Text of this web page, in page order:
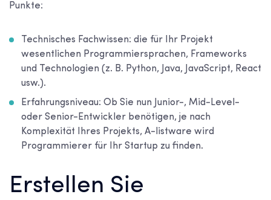
Punkte:
Technisches Fachwissen: die für Ihr Projekt
wesentlichen Programmiersprachen, Frameworks
und Technologien (z. B. Python, Java, JavaScript, React
usw.).
Erfahrungsniveau: Ob Sie nun Junior-, Mid-Level-
oder Senior-Entwickler benötigen, je nach
Komplexität Ihres Projekts, A-listware wird
Programmierer für Ihr Startup zu finden.
Erstellen Sie